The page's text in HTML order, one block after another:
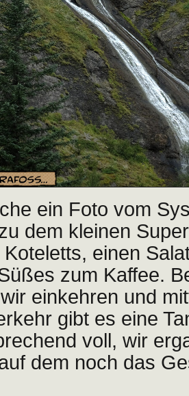
ein Foto vom
dem kleinen
Koteletts, einen
zum Kaffee.
einkehren und
gibt es eine
voll, wir
dem noch das